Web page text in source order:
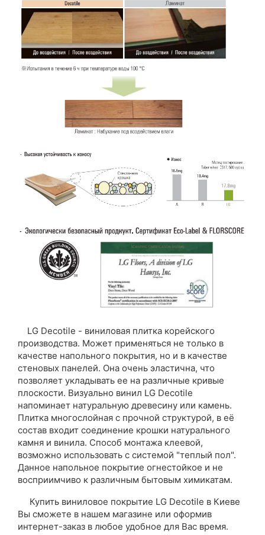
LG Decotile - виниловая плитка корейского
производства. Может применяться не только в
качестве напольного покрытия, но и в качестве
стеновых панелей. Она очень эластична, что
позволяет укладывать ее на различные кривые
плоскости. Визуально винил LG Decotile
напоминает натуральную древесину или камень.
Плитка многослойная с прочной структурой, в её
состав входит соединение крошки натурального
камня и винила. Способ монтажа клеевой,
возможно использовать с системой "теплый пол".
Данное напольное покрытие огнестойкое и не
восприимчиво к различным бытовым химикатам.
Купить виниловое покрытие LG Decotile в Киеве
Вы сможете в нашем магазине или оформив
интернет-заказ в любое удобное для Вас время.